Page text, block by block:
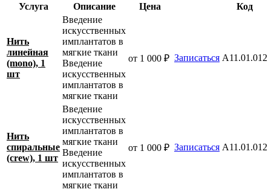
Услуга Описание Цена Код
Нить
линейная
(mono), 1
шт
Введение
искусственных
имплантатов в
мягкие ткани
Введение
искусственных
имплантатов в
мягкие ткани
от 1 000 ₽ Записаться A11.01.012
Нить
спиральные
(crew), 1 шт
Введение
искусственных
имплантатов в
мягкие ткани
Введение
искусственных
имплантатов в
мягкие ткани
от 1 000 ₽ Записаться A11.01.012